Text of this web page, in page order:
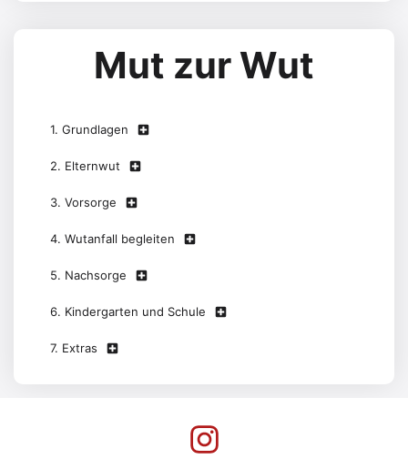
Mut zur Wut
1. Grundlagen
2. Elternwut
3. Vorsorge
4. Wutanfall begleiten
5. Nachsorge
6. Kindergarten und Schule
7. Extras